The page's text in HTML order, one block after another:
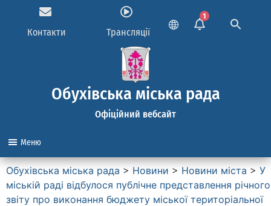
Контакти Трансляції
1
Обухівська міська рада
Офіційний вебсайт
Меню
Обухівська міська рада > Новини > Новини міста > У
міській раді відбулося публічне представлення річного
звіту про виконання бюджету міської територіальної